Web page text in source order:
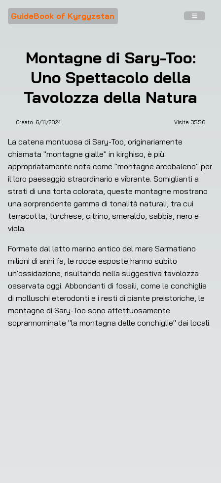
GuideBook of Kyrgyzstan
Montagne di Sary-Too:
Uno Spettacolo della
Tavolozza della Natura
Creato: 6/11/2024 Visite: 3556
La catena montuosa di Sary-Too, originariamente
chiamata "montagne gialle" in kirghiso, è più
appropriatamente nota come "montagne arcobaleno" per
il loro paesaggio straordinario e vibrante. Somiglianti a
strati di una torta colorata, queste montagne mostrano
una sorprendente gamma di tonalità naturali, tra cui
terracotta, turchese, citrino, smeraldo, sabbia, nero e
viola.
Formate dal letto marino antico del mare Sarmatiano
milioni di anni fa, le rocce esposte hanno subito
un'ossidazione, risultando nella suggestiva tavolozza
osservata oggi. Abbondanti di fossili, come le conchiglie
di molluschi eterodonti e i resti di piante preistoriche, le
montagne di Sary-Too sono affettuosamente
soprannominate "la montagna delle conchiglie" dai locali.